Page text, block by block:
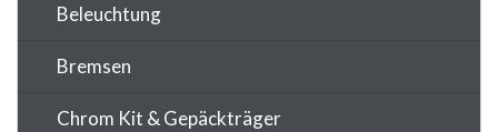
Beleuchtung
Bremsen
Chrom Kit & Gepäckträger